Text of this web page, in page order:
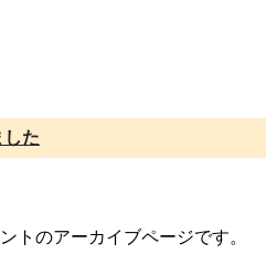
た
トのアーカイブページです。